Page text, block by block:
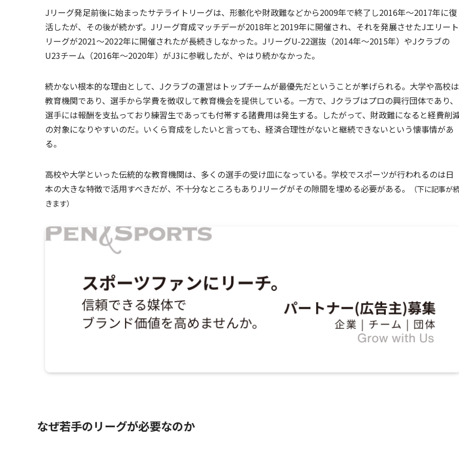
Jリーグ発足前後に始まったサテライトリーグは、形骸化や財政難などから2009年で終了し2016年〜2017年に復
活したが、その後が続かず。Jリーグ育成マッチデーが2018年と2019年に開催され、それを発展させたJエリート
リーグが2021〜2022年に開催されたが長続きしなかった。JリーグU-22選抜（2014年〜2015年）やJクラブの
U23チーム（2016年〜2020年）がJ3に参戦したが、やはり続かなかった。
続かない根本的な理由として、Jクラブの運営はトップチームが最優先だということが挙げられる。大学や高校は
教育機関であり、選手から学費を徴収して教育機会を提供している。一方で、Jクラブはプロの興行団体であり、
選手には報酬を支払っており練習生であっても付帯する諸費用は発生する。したがって、財政難になると経費削
の対象になりやすいのだ。いくら育成をしたいと言っても、経済合理性がないと継続できないという懐事情があ
る。
高校や大学といった伝統的な教育機関は、多くの選手の受け皿になっている。学校でスポーツが行われるのは日
本の大きな特徴で活用すべきだが、不十分なところもありJリーグがその隙間を埋める必要がある。
（下に記事が
きます）
なぜ若手のリーグが必要なのか